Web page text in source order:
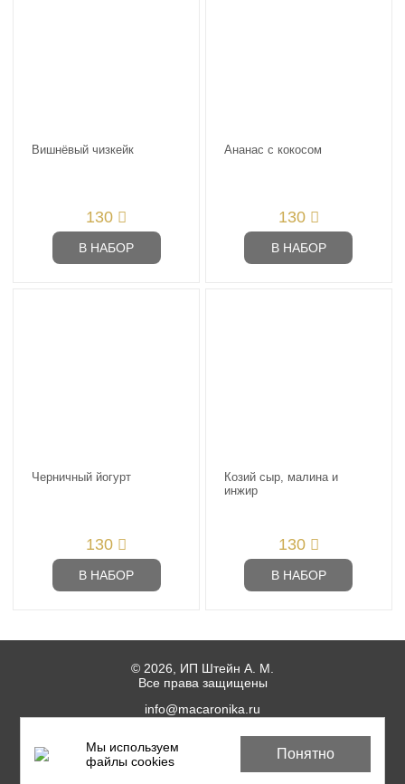
Вишнёвый чизкейк
130
В НАБОР
Ананас с кокосом
130
В НАБОР
Черничный йогурт
130
В НАБОР
Козий сыр, малина и
инжир
130
В НАБОР
© 2026, ИП Штейн А. М.
Все права защищены
info@macaronika.ru
Пользовательское соглашение
Политика пищевой безопасности
Мы используем
файлы cookies
Понятно